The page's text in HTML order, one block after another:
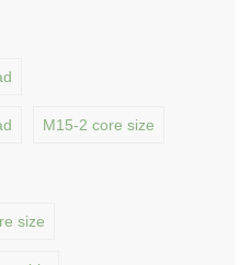
M15-2 core size
size